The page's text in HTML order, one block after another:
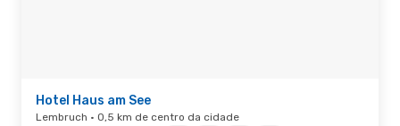
Hotel Haus am See
Lembruch · 0,5 km de centro da cidade